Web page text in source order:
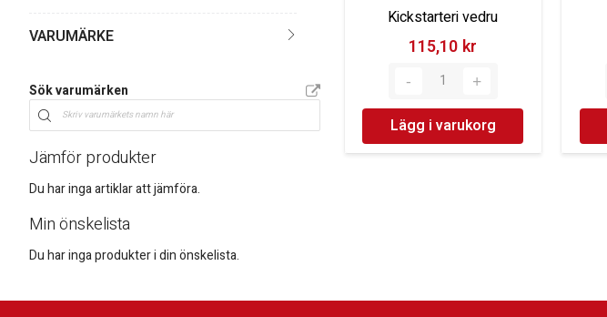
Kickstarteri vedru
115,10 kr‎
Lägg i varukorg
VARUMÄRKE
Sök varumärken
Jämför produkter
Du har inga artiklar att jämföra.
Min önskelista
Du har inga produkter i din önskelista.